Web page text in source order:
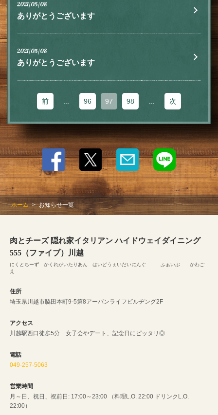
2021/05/08
ありがとうございます
2021/05/08
ありがとうございます
前 ... 96 97 98 ... 次
ホーム お知らせ一覧
肉とチーズ 隠れ家イタリアン ハイドウェイダイニング
555（ファイブ）川越
にくとちーず かくれがいたりあん はいどうぇいだいにんぐ ふぁいぶ かわご
え
住所
埼玉県川越市脇田本町9-5第8アーバンライフビルヂング2F
アクセス
川越駅西口徒歩5分 女子会やデート、記念日にピッタリ◎
電話
049-257-5063
営業時間
月～日、祝日、祝前日: 17:00～23:00 （料理L.O. 22:00 ドリンクL.O.
22:00）